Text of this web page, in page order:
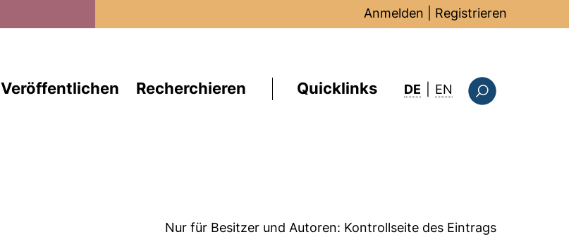
Anmelden Registrieren
Veröffentlichen Recherchieren Quicklinks DE EN : this page in
Nur für Besitzer und Autoren: Kontrollseite des Eintrags